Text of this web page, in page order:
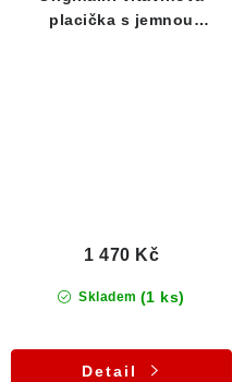
placička s jemnou
Skladem (1 ks)
1 470 Kč
Detail